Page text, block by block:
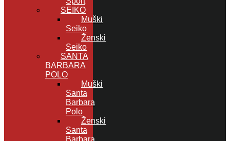
SEIKO
Muški
Seiko
Ženski
Seiko
SANTA
BARBARA
POLO
Muški
Santa
Barbara
Polo
Ženski
Santa
Barbara